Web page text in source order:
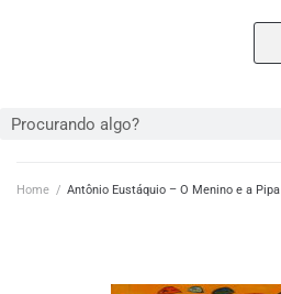
Home / Antônio Eustáquio – O Menino e a Pipa